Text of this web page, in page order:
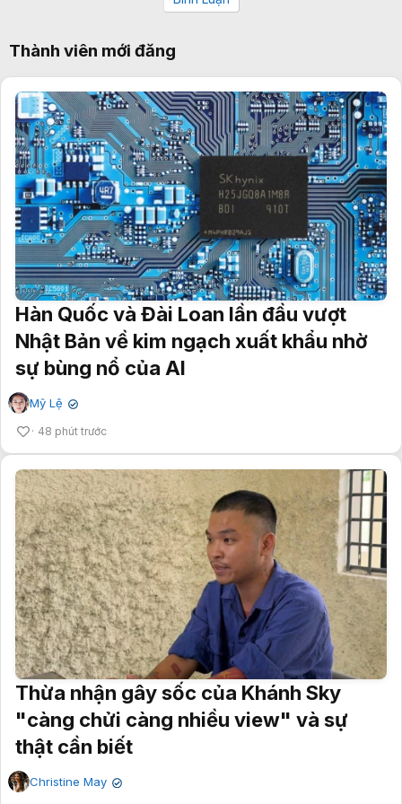
Thành viên mới đăng
Hàn Quốc và Đài Loan lần đầu vượt
Nhật Bản về kim ngạch xuất khẩu nhờ
sự bùng nổ của AI
Mỹ Lệ ✔
48 phút trước
Thừa nhận gây sốc của Khánh Sky
"càng chửi càng nhiều view" và sự
thật cần biết
Christine May ✔